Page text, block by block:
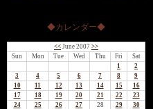
◆カレンダー◆
<< June 2007 >>
Sun
Mon Tue Wed Thu Fri
Sat
1
2
3
4 5 6 7 8
9
10
11 12 13 14 15
16
17
18 19 20 21 22
23
24
25 26 27 28 29 30